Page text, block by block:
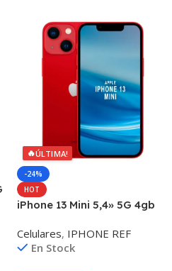
🔥ÚLTIMA!
-24%
HOT
iPhone 13 Mini 5,4» 5G 4gb
Celulares, IPHONE REF
En Stock